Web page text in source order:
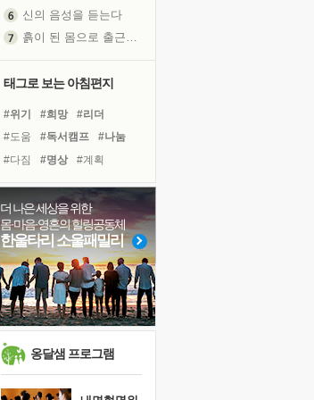
신의 음성을 듣는다
흙이 된 몸으로 출근하는 여자
졸업식 사진을 보며
극심한 변비, 어깨결림, 수면 장애
아픈 아버지를 위한 공간 설계
슬럼프
보고 싶은 어머니
유년 시절의 부산 영도 바다
못된 꼰대들
희망이란
'모른다'는 것
태그로 보는 아침편지
#위기 #희망
#리더
#도움
#독서캠프
#나눔
#다짐
#명상
#계획
#삶
#링컨학교
#친구
#독서
#건강
#아이들
#선택
#극복
#바이러스
#면역력
#비전캠프
#힐링
더 나은 세상을 위한
몸·마음·영혼의 힐링공동체
한울타리 소울패밀리
옹달샘 프로그램